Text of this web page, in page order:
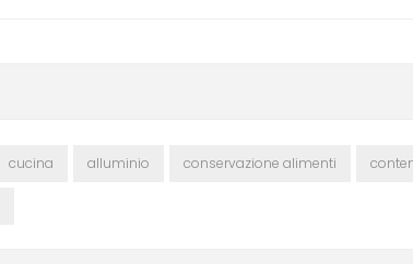
cucina alluminio conservazione alimenti